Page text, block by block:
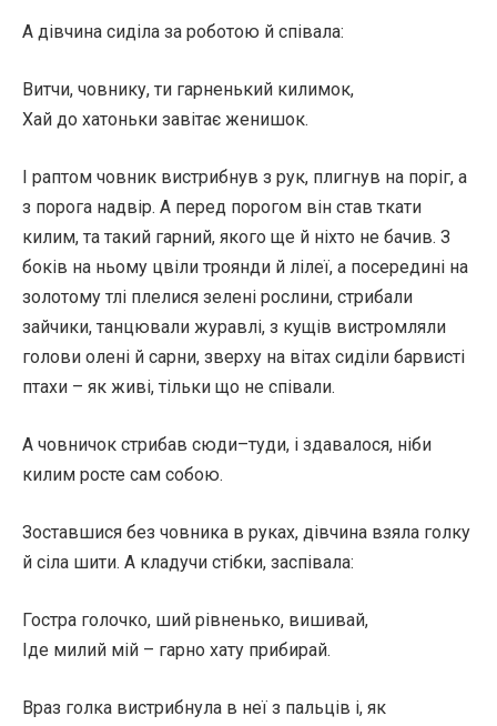
А дівчина сиділа за роботою й співала:
Витчи, човнику, ти гарненький килимок,
Хай до хатоньки завітає женишок.
І раптом човник вистрибнув з рук, плигнув на поріг, а
з порога надвір. А перед порогом він став ткати
килим, та такий гарний, якого ще й ніхто не бачив. З
боків на ньому цвіли троянди й лілеї, а посередині на
золотому тлі плелися зелені рослини, стрибали
зайчики, танцювали журавлі, з кущів вистромляли
голови олені й сарни, зверху на вітах сиділи барвисті
птахи – як живі, тільки що не співали.
А човничок стрибав сюди–туди, і здавалося, ніби
килим росте сам собою.
Зоставшися без човника в руках, дівчина взяла голку
й сіла шити. А кладучи стібки, заспівала:
Гостра голочко, ший рівненько, вишивай,
Іде милий мій – гарно хату прибирай.
Враз голка вистрибнула в неї з пальців і, як